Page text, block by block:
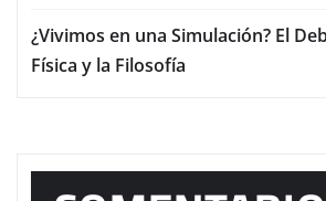
¿Vivimos en una Simulación? El
Física y la Filosofía